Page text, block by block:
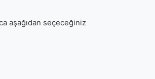
aşağıdan seçeceğiniz